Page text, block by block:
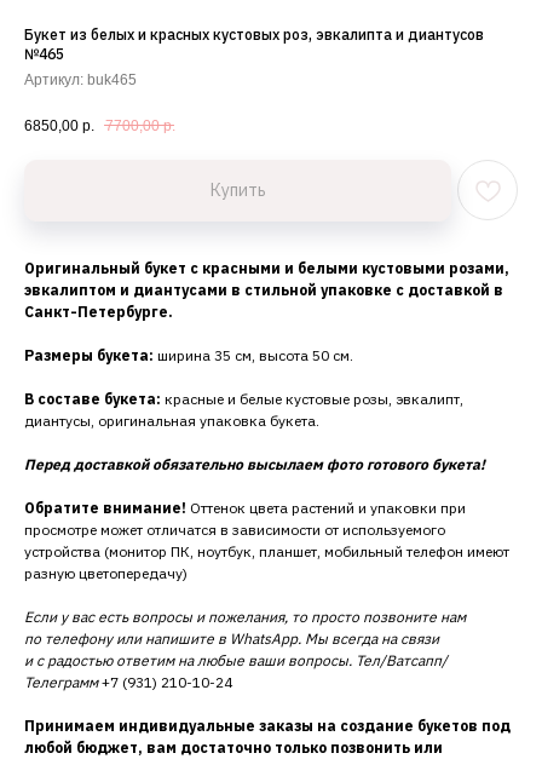
Букет из белых и красных кустовых роз, эвкалипта и диантусов
№465
Артикул: buk465
6850,00 р. 7700,00 р.
Купить
Оригинальный букет с красными и белыми кустовыми розами,
эвкалиптом и диантусами в стильной упаковке с доставкой в
Санкт-Петербурге.
Размеры букета: ширина 35 см, высота 50 см.
В составе букета: красные и белые кустовые розы, эвкалипт,
диантусы, оригинальная упаковка букета.
Перед доставкой обязательно высылаем фото готового букета!
Обратите внимание! Оттенок цвета растений и упаковки при
просмотре может отличатся в зависимости от используемого
устройства (монитор ПК, ноутбук, планшет, мобильный телефон имеют
разную цветопередачу)
Если у вас есть вопросы и пожелания, то просто позвоните нам
по телефону или напишите в WhatsApp. Мы всегда на связи
и с радостью ответим на любые ваши вопросы. Тел/Ватсапп/
Телеграмм+7 (931) 210-10-24
Принимаем индивидуальные заказы на создание букетов под
любой бюджет, вам достаточно только позвонить или